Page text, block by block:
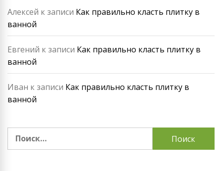
Алексей к записи Как правильно класть плитку в
ванной
Евгений к записи Как правильно класть плитку в
ванной
Иван к записи Как правильно класть плитку в
ванной
Найти: